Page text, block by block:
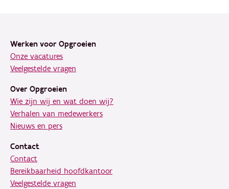
Werken voor Opgroeien
Onze vacatures
Veelgestelde vragen
Over Opgroeien
Wie zijn wij en wat doen wij?
Verhalen van medewerkers
Nieuws en pers
Contact
Contact
Bereikbaarheid hoofdkantoor
Veelgestelde vragen